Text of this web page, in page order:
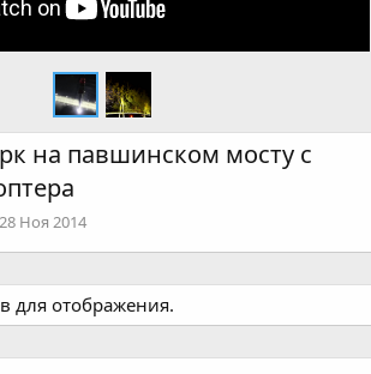
на павшинском мосту с
28 Ноя 2014
для отображения.